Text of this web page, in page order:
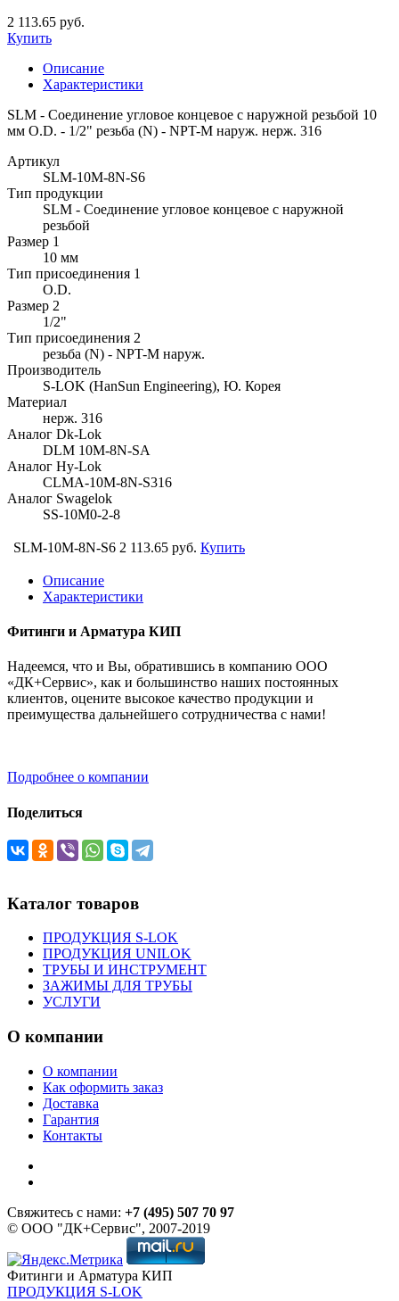
2 113.65 руб.
Купить
Описание
Характеристики
SLM - Соединение угловое концевое с наружной резьбой 10
мм O.D. - 1/2" резьба (N) - NPT-M наруж. нерж. 316
Артикул
SLM-10M-8N-S6
Тип продукции
SLM - Соединение угловое концевое с наружной
резьбой
Размер 1
10 мм
Тип присоединения 1
O.D.
Размер 2
1/2"
Тип присоединения 2
резьба (N) - NPT-M наруж.
Производитель
S-LOK (HanSun Engineering), Ю. Корея
Материал
нерж. 316
Аналог Dk-Lok
DLM 10M-8N-SA
Аналог Hy-Lok
CLMA-10M-8N-S316
Аналог Swagelok
SS-10M0-2-8
SLM-10M-8N-S6 2 113.65 руб. Купить
Описание
Характеристики
Фитинги и Арматура КИП
Надеемся, что и Вы, обратившись в компанию ООО
«ДК+Сервис», как и большинство наших постоянных
клиентов, оцените высокое качество продукции и
преимущества дальнейшего сотрудничества с нами!
Подробнее о компании
Поделиться
Каталог товаров
ПРОДУКЦИЯ S-LOK
ПРОДУКЦИЯ UNILOK
ТРУБЫ И ИНСТРУМЕНТ
ЗАЖИМЫ ДЛЯ ТРУБЫ
УСЛУГИ
О компании
О компании
Как оформить заказ
Доставка
Гарантия
Контакты
Свяжитесь с нами: +7 (495) 507 70 97
© ООО "ДК+Сервис", 2007-2019
Фитинги и Арматура КИП
ПРОДУКЦИЯ S-LOK